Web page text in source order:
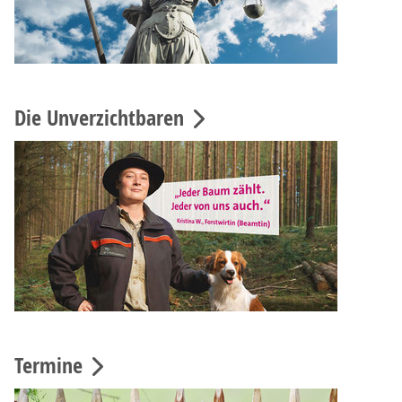
Die Unverzichtbaren
Termine